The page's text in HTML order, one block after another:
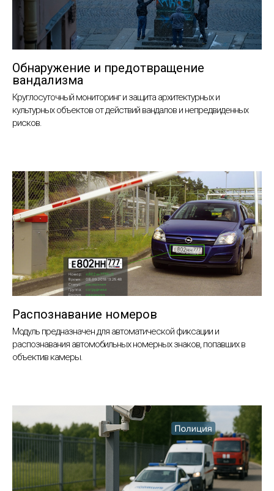
Обнаружение и предотвращение
вандализма
Круглосуточный мониторинг и защита архитектурных и
культурных объектов от действий вандалов и непредвиденных
рисков.
Распознавание номеров
Модуль предназначен для автоматической фиксации и
распознавания автомобильных номерных знаков, попавших в
объектив камеры.